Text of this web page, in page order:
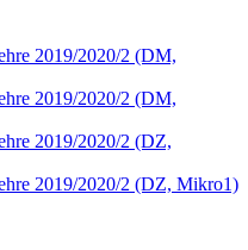
2019/2020/2 (DM,
2019/2020/2 (DM,
2019/2020/2 (DZ,
2019/2020/2 (DZ, Mikro1)